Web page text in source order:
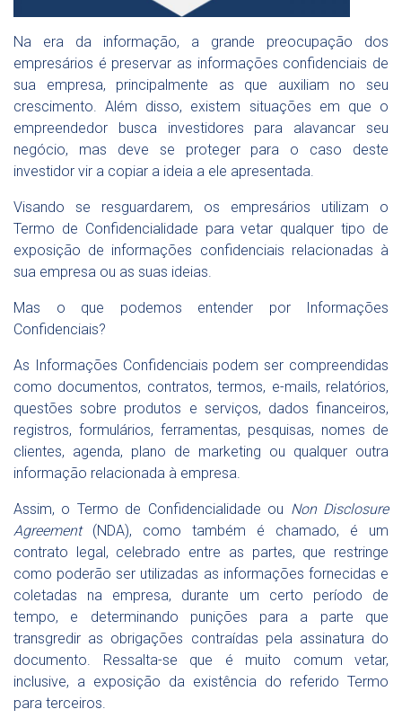
Na era da informação, a grande preocupação dos
empresários é preservar as informações confidenciais de
sua empresa, principalmente as que auxiliam no seu
crescimento. Além disso, existem situações em que o
empreendedor busca investidores para alavancar seu
negócio, mas deve se proteger para o caso deste
investidor vir a copiar a ideia a ele apresentada.
Visando se resguardarem, os empresários utilizam o
Termo de Confidencialidade para vetar qualquer tipo de
exposição de informações confidenciais relacionadas à
sua empresa ou as suas ideias.
Mas o que podemos entender por Informações
Confidenciais?
As Informações Confidenciais podem ser compreendidas
como documentos, contratos, termos, e-mails, relatórios,
questões sobre produtos e serviços, dados financeiros,
registros, formulários, ferramentas, pesquisas, nomes de
clientes, agenda, plano de marketing ou qualquer outra
informação relacionada à empresa.
Assim, o Termo de Confidencialidade ou Non Disclosure
Agreement (NDA), como também é chamado, é um
contrato legal, celebrado entre as partes, que restringe
como poderão ser utilizadas as informações fornecidas e
coletadas na empresa, durante um certo período de
tempo, e determinando punições para a parte que
transgredir as obrigações contraídas pela assinatura do
documento. Ressalta-se que é muito comum vetar,
inclusive, a exposição da existência do referido Termo
para terceiros.